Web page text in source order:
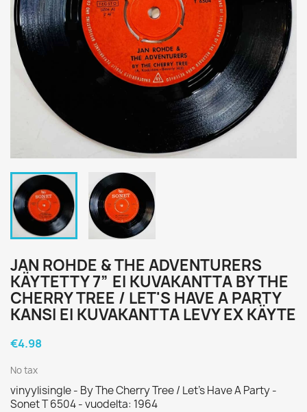
JAN ROHDE & THE ADVENTURERS
KÄYTETTY 7” EI KUVAKANTTA BY THE
CHERRY TREE / LET'S HAVE A PARTY
KANSI EI KUVAKANTTA LEVY EX KÄYTE
€4.98
No tax
vinyylisingle - By The Cherry Tree / Let's Have A Party -
Sonet T 6504 - vuodelta: 1964